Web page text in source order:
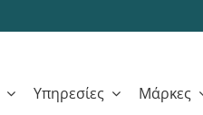
Υπηρεσίες Μάρκες